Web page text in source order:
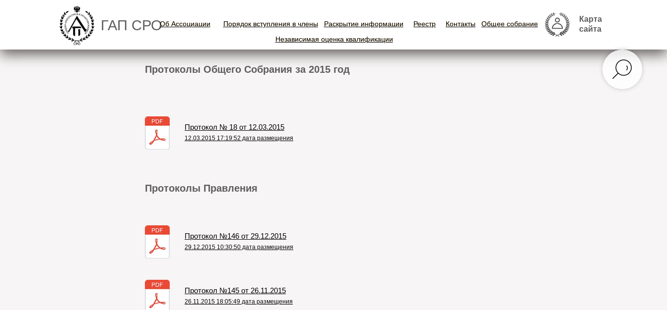
ГАП СРО Порядок вступления в члены
Порядок вступления в члены
Независимая оценка квалификации
Независимая оценка квалификации
Об Ассоциации
Об Ассоциации Раскрытие информации
Раскрытие информации
Карта
сайта
Контакты
Контакты
Карта
сайта
Реестр
Реестр Общее собрание
Общее собрание
Протокол № 18 от 12.03.2015
12.03.2015 17:19:52 дата размещения
Протокол №146 от 29.12.2015
29.12.2015 10:30:50 дата размещения
Протокол №145 от 26.11.2015
26.11.2015 18:05:49 дата размещения
Протоколы Общего Собрания за 2015 год
Протоколы Правления